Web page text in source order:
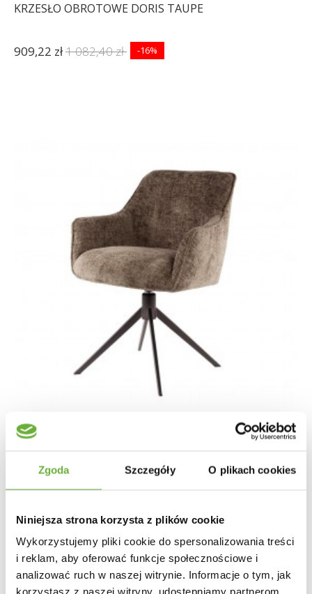
Zgoda Szczegóły O plikach cookies
Niniejsza strona korzysta z plików cookie
Wykorzystujemy pliki cookie do spersonalizowania treści
i reklam, aby oferować funkcje społecznościowe i
analizować ruch w naszej witrynie. Informacje o tym, jak
korzystasz z naszej witryny, udostępniamy partnerom
KRZESŁO OBROTOWE DORIS TAUPE
909,22 zł1 082,40 zł -16%
KRZESŁO OBROTOWE KARA SZARE
1 004,83 zł1 196,23 zł -16%